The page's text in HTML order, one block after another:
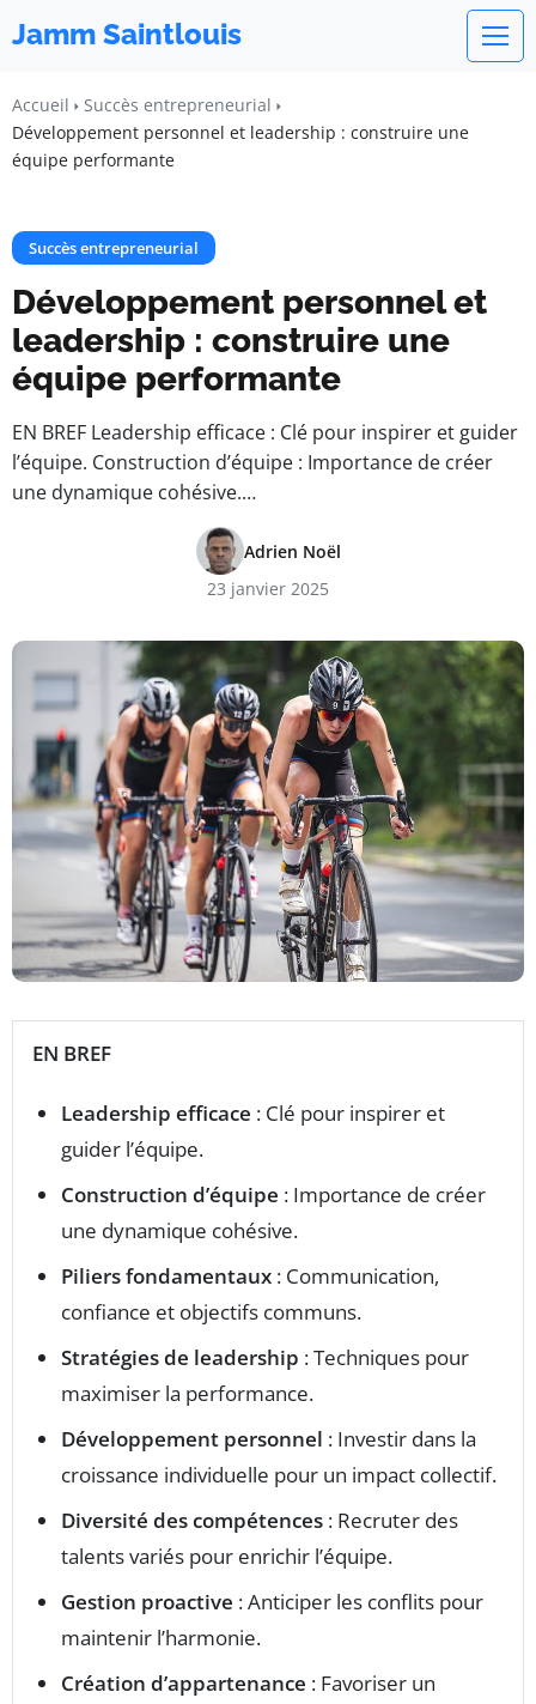
Jamm Saintlouis
Accueil
Succès entrepreneurial
Développement personnel et leadership : construire une
équipe performante
Succès entrepreneurial
Développement personnel et
leadership : construire une
équipe performante
EN BREF Leadership efficace : Clé pour inspirer et guider
l’équipe. Construction d’équipe : Importance de créer
une dynamique cohésive.…
Adrien Noël
23 janvier 2025
EN BREF
Leadership efficace : Clé pour inspirer et
guider l’équipe.
Construction d’équipe : Importance de créer
une dynamique cohésive.
Piliers fondamentaux : Communication,
confiance et objectifs communs.
Stratégies de leadership : Techniques pour
maximiser la performance.
Développement personnel : Investir dans la
croissance individuelle pour un impact collectif.
Diversité des compétences : Recruter des
talents variés pour enrichir l’équipe.
Gestion proactive : Anticiper les conflits pour
maintenir l’harmonie.
Création d’appartenance : Favoriser un